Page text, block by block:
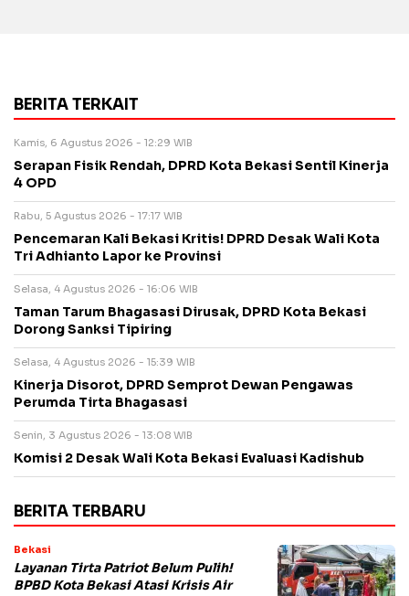
BERITA TERKAIT
Kamis, 6 Agustus 2026 - 12:29 WIB
Serapan Fisik Rendah, DPRD Kota Bekasi Sentil Kinerja
4 OPD
Rabu, 5 Agustus 2026 - 17:17 WIB
Pencemaran Kali Bekasi Kritis! DPRD Desak Wali Kota
Tri Adhianto Lapor ke Provinsi
Selasa, 4 Agustus 2026 - 16:06 WIB
Taman Tarum Bhagasasi Dirusak, DPRD Kota Bekasi
Dorong Sanksi Tipiring
Selasa, 4 Agustus 2026 - 15:39 WIB
Kinerja Disorot, DPRD Semprot Dewan Pengawas
Perumda Tirta Bhagasasi
Senin, 3 Agustus 2026 - 13:08 WIB
Komisi 2 Desak Wali Kota Bekasi Evaluasi Kadishub
BERITA TERBARU
Bekasi
Layanan Tirta Patriot Belum Pulih!
BPBD Kota Bekasi Atasi Krisis Air